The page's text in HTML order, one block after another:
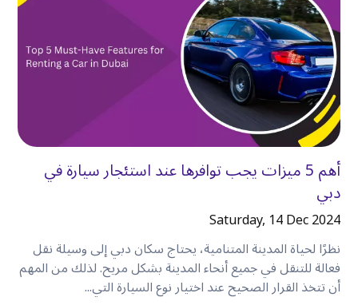
لماذا يفضل المزيد من الزوار السيارات
المستأجرة على سيارات الأجرة
على الرغم من أن سيارات الأجرة مريحة للرحلات
العرضية، إلا أنها قد لا تكون دائمًا الخيار الأكثر عملية
للمسافرين الذين يقومون بعدة رحلات يوميًا
توفر السيارة المستأجرة:
•مرونة أكبر.
•خصوصية أفضل.
•راحة أكبر.
•سهولة أكبر في التعامل مع الأمتعة.
•حرية الاستكشاف متى شئت.
بالنسبة للزوار الذين يقيمون لعدة أيام أو أكثر، غالبًا ما
أهم 5 ميزات يجب توافرها عند استئجار سيارة في
دبي
Saturday, 14 Dec 2024
نظرًا لحياة المدينة المتنامية، يحتاج سكان دبي إلى وسيلة نقل
فعالة للتنقل في جميع أنحاء المدينة بشكل مريح. لذلك من المهم
أن تتخذ القرار الصحيح عند اختيار نوع السيارة التي...